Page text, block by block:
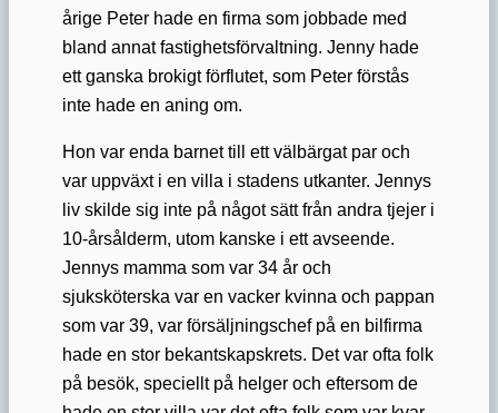
årige Peter hade en firma som jobbade med
bland annat fastighetsförvaltning. Jenny hade
ett ganska brokigt förflutet, som Peter förstås
inte hade en aning om.
Hon var enda barnet till ett välbärgat par och
var uppväxt i en villa i stadens utkanter. Jennys
liv skilde sig inte på något sätt från andra tjejer i
10-årsålderm, utom kanske i ett avseende.
Jennys mamma som var 34 år och
sjuksköterska var en vacker kvinna och pappan
som var 39, var försäljningschef på en bilfirma
hade en stor bekantskapskrets. Det var ofta folk
på besök, speciellt på helger och eftersom de